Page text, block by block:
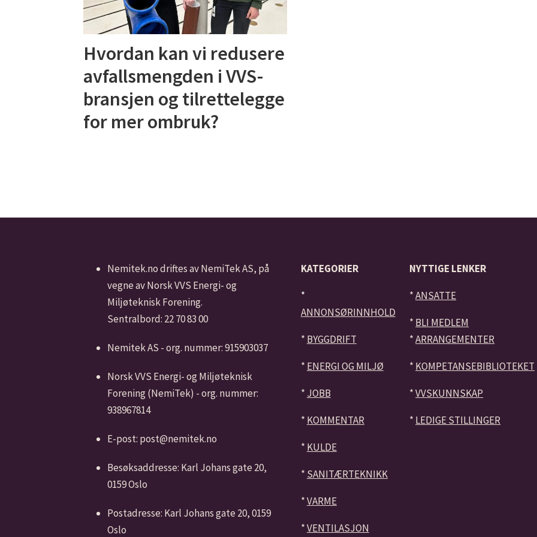
Hvordan kan vi redusere
avfallsmengden i VVS-
bransjen og tilrettelegge
for mer ombruk?
Nemitek.no driftes av NemiTek AS, på
vegne av Norsk VVS Energi- og
Miljøteknisk Forening.
Sentralbord: 22 70 83 00
Nemitek AS - org. nummer: 915903037
Norsk VVS Energi- og Miljøteknisk
Forening (NemiTek) - org. nummer:
938967814
E-post: post@nemitek.no
Besøksaddresse: Karl Johans gate 20,
0159 Oslo
Postadresse: Karl Johans gate 20, 0159
Oslo
KATEGORIER
*
ANNONSØRINNHOLD
* BYGGDRIFT
* ENERGI OG MILJØ
* JOBB
* KOMMENTAR
* KULDE
* SANITÆRTEKNIKK
*VARME
*VENTILASJON
NYTTIGE LENKER
*ANSATTE
* BLI MEDLEM
*ARRANGEMENTER
* KOMPETANSEBIBLIOTEKET
*VVSKUNNSKAP
* LEDIGE STILLINGER